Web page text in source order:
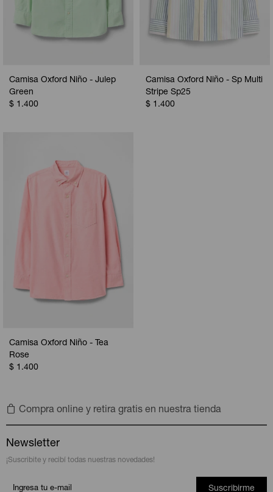
Camisa Oxford Niño - Julep
Green
$ 1.400
Camisa Oxford Niño - Sp Multi
Stripe Sp25
$ 1.400
Camisa Oxford Niño - Tea
Rose
$ 1.400
Compra online y retira gratis en nuestra tienda
Newsletter
¡Suscribite y recibí todas nuestras novedades!
Suscribirme